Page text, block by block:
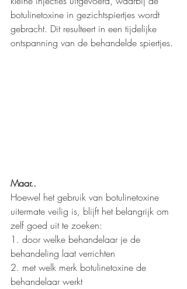
botulinetoxine in gezichtspiertjes wordt
gebracht. Dit resulteert in een tijdelijke
ontspanning van de behandelde spiertjes.
Maar..
Hoewel het gebruik van botulinetoxine
uitermate veilig is, blijft het belangrijk om
zelf goed uit te zoeken:
1. door welke behandelaar je de
behandeling laat verrichten
2. met welk merk botulinetoxine de
behandelaar werkt